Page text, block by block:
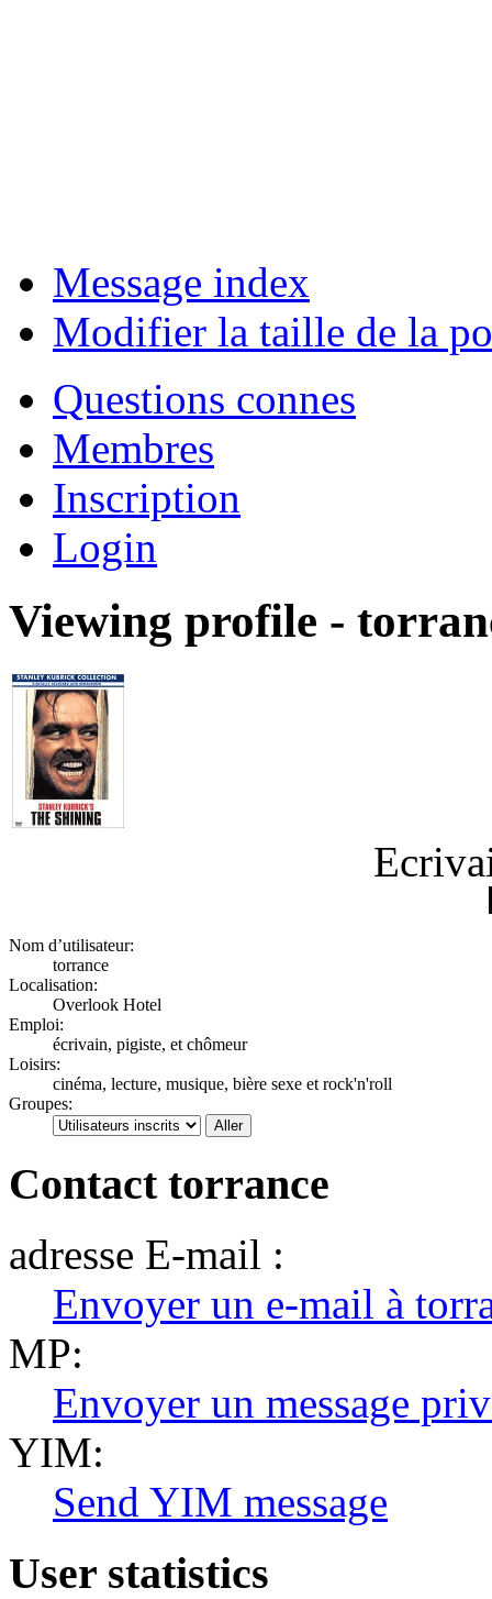
Message index
Modifier la taille de la
Questions connes
Membres
Inscription
Login
Viewing profile -
Nom d’utilisateur:
torrance
Localisation:
Overlook Hotel
Emploi:
écrivain, pigiste, et chômeur
Loisirs:
cinéma, lecture, musique, bière sexe et rock'n'roll
Groupes:
Contact torrance
adresse E-mail :
Envoyer un e-mail à
MP:
Envoyer un message
YIM:
Send YIM message
User statistics